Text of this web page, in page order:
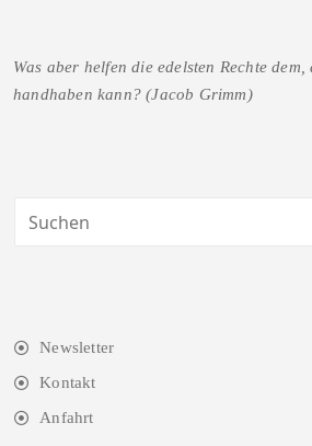
Was aber helfen die edelsten Rechte
handhaben kann? (Jacob Grimm)
Newsletter
Kontakt
Anfahrt